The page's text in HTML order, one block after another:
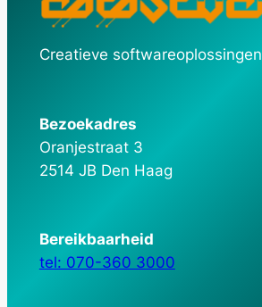
Creatieve softwareoplossingen
Bezoekadres
Oranjestraat 3
2514 JB Den Haag
Bereikbaarheid
tel: 070-360 3000